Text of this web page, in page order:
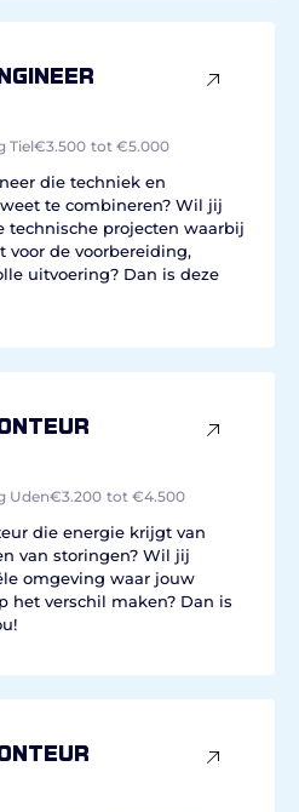
Tiel€3.500 tot €5.000
die techniek en
te combineren? Wil jij
technische projecten waarbij
de voorbereiding,
uitvoering? Dan is deze
Uden€3.200 tot €4.500
die energie krijgt van
van storingen? Wil jij
omgeving waar jouw
het verschil maken? Dan is